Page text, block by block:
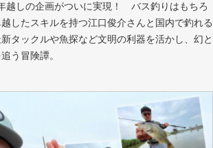
越しの企画がついに実現！ バス釣りはもちろ
したスキルを持つ江口俊介さんと国内で釣れる
タックルや魚探など文明の利器を活かし、幻と
う冒険譚。